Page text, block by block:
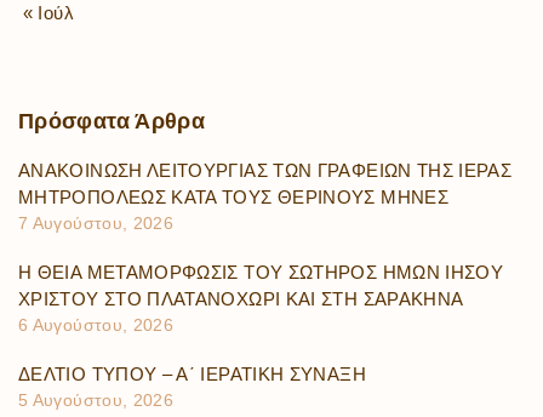
« Ιούλ
Πρόσφατα Άρθρα
ΑΝΑΚΟΙΝΩΣΗ ΛΕΙΤΟΥΡΓΙΑΣ ΤΩΝ ΓΡΑΦΕΙΩΝ ΤΗΣ ΙΕΡΑΣ
ΜΗΤΡΟΠΟΛΕΩΣ ΚΑΤΑ ΤΟΥΣ ΘΕΡΙΝΟΥΣ ΜΗΝΕΣ
7 Αυγούστου, 2026
Η ΘΕΙΑ ΜΕΤΑΜΟΡΦΩΣΙΣ ΤΟΥ ΣΩΤΗΡΟΣ ΗΜΩΝ ΙΗΣΟΥ
ΧΡΙΣΤΟΥ ΣΤΟ ΠΛΑΤΑΝΟΧΩΡΙ ΚΑΙ ΣΤΗ ΣΑΡΑΚΗΝΑ
6 Αυγούστου, 2026
ΔΕΛΤΙΟ ΤΥΠΟΥ – Α΄ ΙΕΡΑΤΙΚΗ ΣΥΝΑΞΗ
5 Αυγούστου, 2026